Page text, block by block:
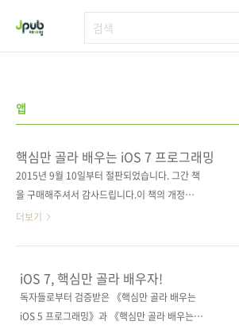
앱
핵심만 골라 배우는 iOS 7 프로그래밍
2015년 9월 10일부터 절판되었습니다. 그간 책
을 구매해주셔서 감사드립니다.이 책의 개정판
은 《핵심만 골라 배우는 iOS 8 프로그래밍》입
보이는 iOS 앱 개발자들의 필수 레퍼런스! 출판
사 제이펍원출판사 CreateSpace
Independent Publishing Platform원서명
더보기
iOS 7, 핵심만 골라 배우자!
독자들로부터 검증받은 《핵심만 골라 배우는
iOS 5 프로그래밍》과 《핵심만 골라 배우는